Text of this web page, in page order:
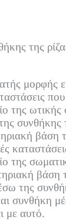
της
μορφής
ωτικής
βάση
συνθήκη
με αυτό.